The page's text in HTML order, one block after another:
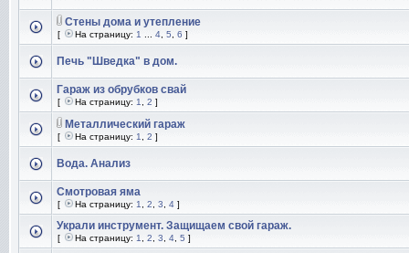
Стены дома и утепление
[ На страницу: 1 4 5 6 ]
Печь "Шведка" в дом.
Гараж из обрубков свай
[ На страницу: 1 2 ]
Металлический гараж
[ На страницу: 1 2 ]
Вода. Анализ
Смотровая яма
[ На страницу: 1 2 3 4 ]
Украли инструмент. Защищаем свой гараж.
[ На страницу: 1 2 3 4 5 ]